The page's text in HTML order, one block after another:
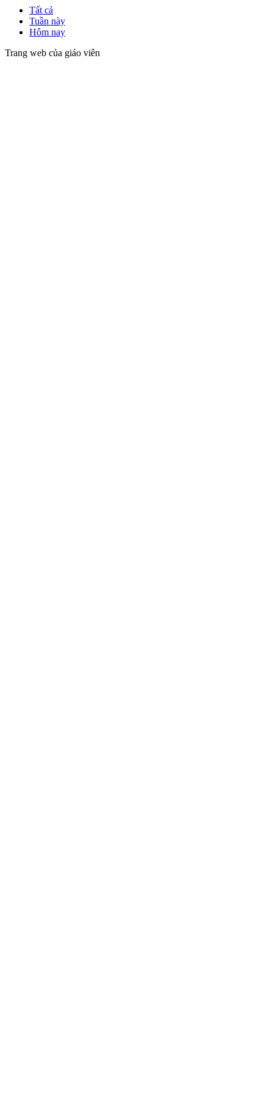
Tất cả
Tuần này
Hôm nay
Trang web của giáo viên